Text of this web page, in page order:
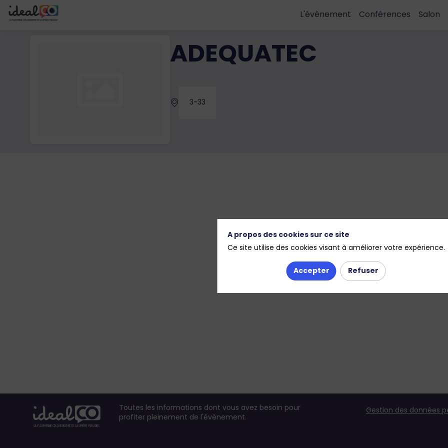
L'évènement Conférences Salon
ADEQUATEC
3-33
Toutes les informations dont vous avez besoin pour
profiter pleinement de l'évènement.
Gestion des données
A propos des cookies sur ce site
Ce site utilise des cookies visant à améliorer votre expérience.
Accepter Refuser